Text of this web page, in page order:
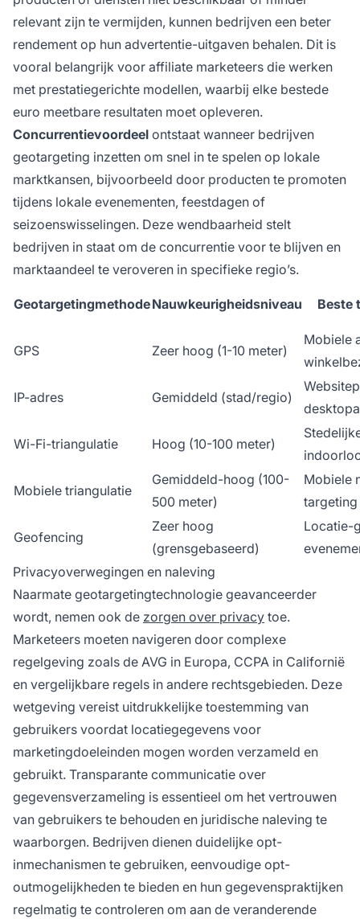
relevant zijn te vermijden, kunnen bedrijven een beter
rendement op hun advertentie-uitgaven behalen. Dit is
vooral belangrijk voor affiliate marketeers die werken
met prestatiegerichte modellen, waarbij elke bestede
euro meetbare resultaten moet opleveren.
Concurrentievoordeel ontstaat wanneer bedrijven
geotargeting inzetten om snel in te spelen op lokale
marktkansen, bijvoorbeeld door producten te promoten
tijdens lokale evenementen, feestdagen of
seizoenswisselingen. Deze wendbaarheid stelt
bedrijven in staat om de concurrentie voor te blijven en
marktaandeel te veroveren in specifieke regio’s.
GeotargetingmethodeNauwkeurigheidsniveau Beste
GPS Zeer hoog (1-10 meter)
Mobiele
IP-adres Gemiddeld (stad/regio)
Wi-Fi-triangulatie Hoog (10-100 meter)
Mobiele triangulatie
Gemiddeld-hoog (100-
500 meter)
Mobiele
targeting
Geofencing
Zeer hoog
(grensgebaseerd)
Locatie-
Privacyoverwegingen en naleving
Naarmate geotargetingtechnologie geavanceerder
wordt, nemen ook de zorgen over privacy toe.
Marketeers moeten navigeren door complexe
regelgeving zoals de AVG in Europa, CCPA in Californië
en vergelijkbare regels in andere rechtsgebieden. Deze
wetgeving vereist uitdrukkelijke toestemming van
gebruikers voordat locatiegegevens voor
marketingdoeleinden mogen worden verzameld en
gebruikt. Transparante communicatie over
gegevensverzameling is essentieel om het vertrouwen
van gebruikers te behouden en juridische naleving te
waarborgen. Bedrijven dienen duidelijke opt-
inmechanismen te gebruiken, eenvoudige opt-
outmogelijkheden te bieden en hun gegevenspraktijken
regelmatig te controleren om aan de veranderende